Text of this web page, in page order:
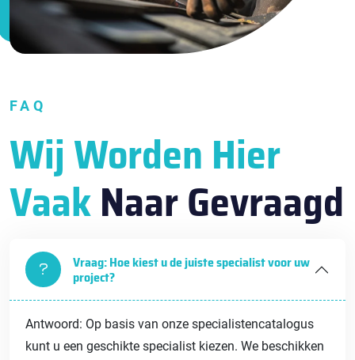
FAQ
Wij Worden Hier
VaakNaar Gevraagd
Vraag: Hoe kiest u de juiste specialist voor uw
project?
Antwoord: Op basis van onze specialistencatalogus
kunt u een geschikte specialist kiezen. We beschikken